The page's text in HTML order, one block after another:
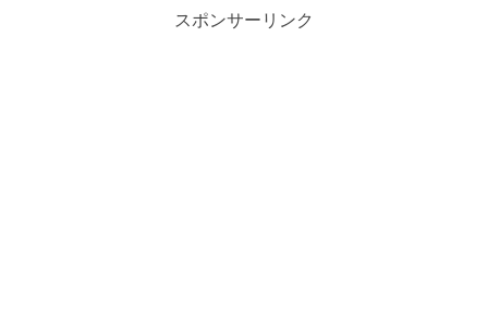
スポンサーリンク